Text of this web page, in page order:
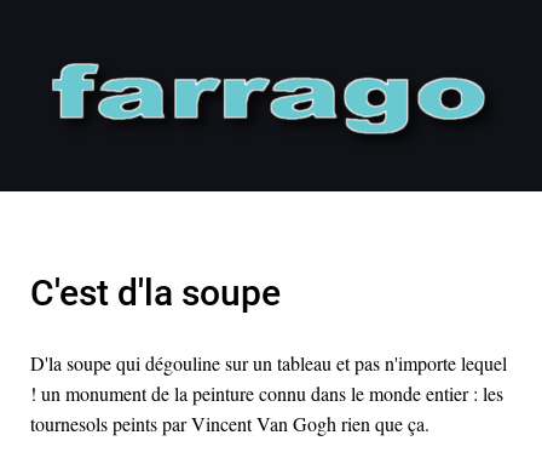
C'est d'la soupe
D'la soupe qui dégouline sur un tableau et pas n'importe lequel
! un monument de la peinture connu dans le monde entier : les
tournesols peints par Vincent Van Gogh rien que ça.